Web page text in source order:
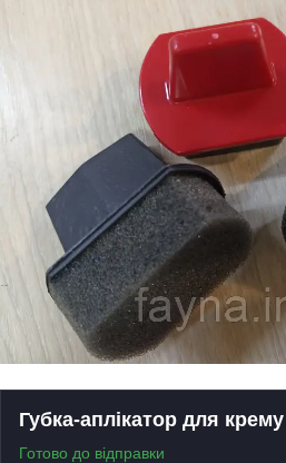
Губка-аплікатор для
Готово до відправки